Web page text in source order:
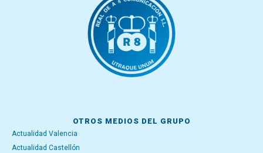
OTROS MEDIOS DEL GRUPO
Actualidad Valencia
Actualidad Castellón